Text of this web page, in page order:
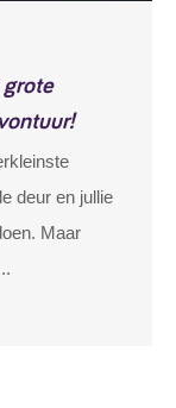
deur en jullie
Maar